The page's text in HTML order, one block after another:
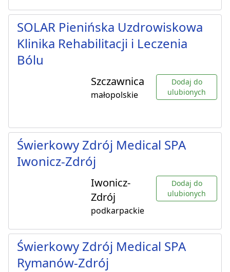
SOLAR Pienińska Uzdrowiskowa
Klinika Rehabilitacji i Leczenia
Bólu
Szczawnica
małopolskie
Dodaj do
ulubionych
Świerkowy Zdrój Medical SPA
Iwonicz-Zdrój
Iwonicz-
Zdrój
podkarpackie
Dodaj do
ulubionych
Świerkowy Zdrój Medical SPA
Rymanów-Zdrój